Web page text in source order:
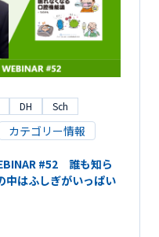
DH Sch
カテゴリー情報
#52 誰も知ら
中はふしぎがいっぱい